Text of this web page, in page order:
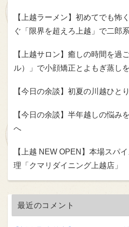
【上越ラーメン】初めてでも怖
ぐ「限界を超えろ上越」で二郎
【上越サロン】癒しの時間を過
ル）」で小顔矯正とよもぎ蒸し
【今日の余談】初夏の川越ひと
【今日の余談】半年越しの悩み
へ
【上越 NEW OPEN】本場スパ
理「クマリダイニング上越店」
最近のコメント